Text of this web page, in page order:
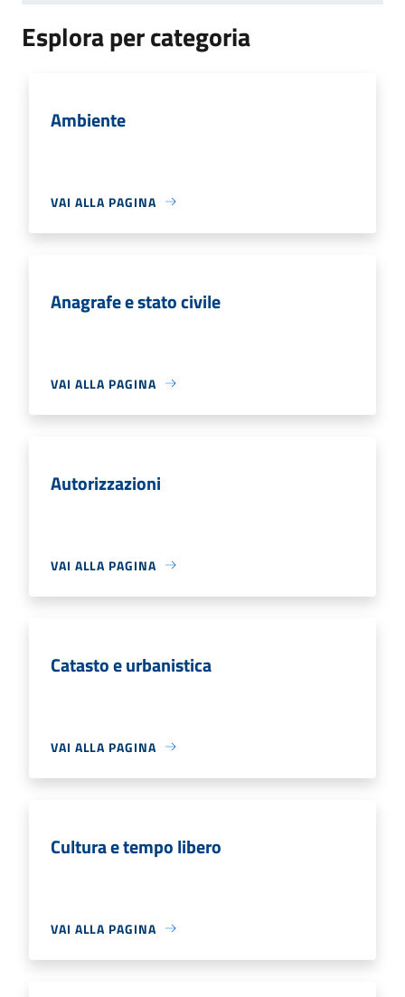
Esplora per categoria
Ambiente
VAI ALLA PAGINA
Anagrafe e stato civile
VAI ALLA PAGINA
Autorizzazioni
VAI ALLA PAGINA
Catasto e urbanistica
VAI ALLA PAGINA
Cultura e tempo libero
VAI ALLA PAGINA